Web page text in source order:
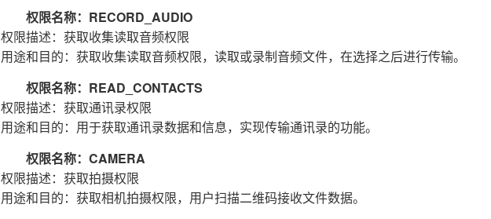
权限名称：RECORD_AUDIO
权限描述：获取收集读取音频权限
用途和目的：获取收集读取音频权限，读取或录制音频文件，在选择之后进行传输。
权限名称：READ_CONTACTS
权限描述：获取通讯录权限
用途和目的：用于获取通讯录数据和信息，实现传输通讯录的功能。
权限名称：CAMERA
权限描述：获取拍摄权限
用途和目的：获取相机拍摄权限，用户扫描二维码接收文件数据。